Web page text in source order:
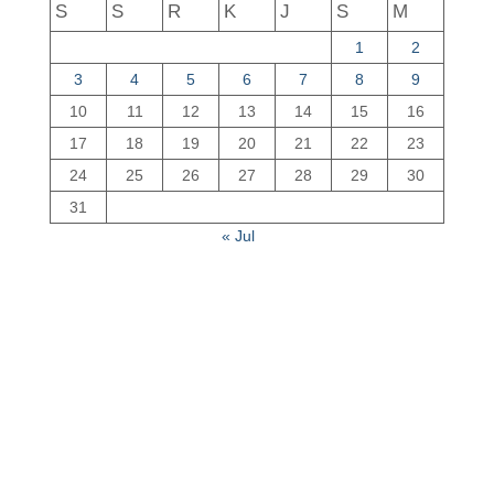
S S R K J S M
1
2
3
4 5 6 7 8
9
10
11 12 13 14 15
16
17
18 19 20 21 22
23
24
25 26 27 28 29
30
31
« Jul